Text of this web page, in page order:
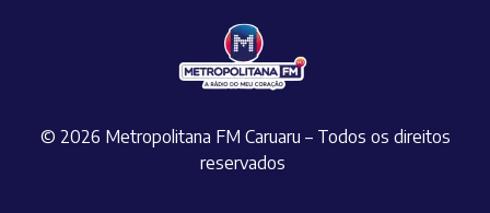
© 2026 Metropolitana FM Caruaru – Todos os direitos
reservados